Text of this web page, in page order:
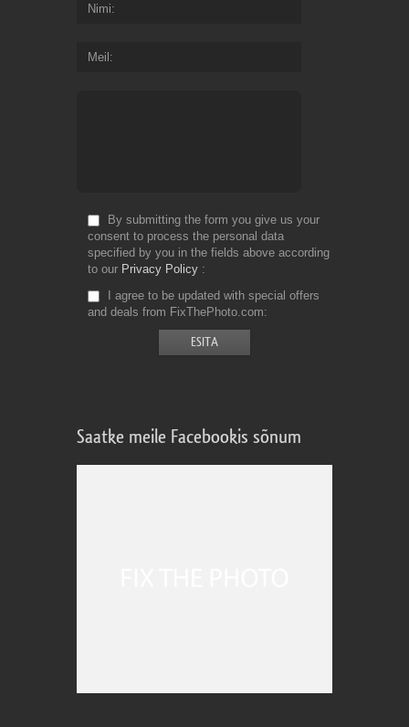
Nimi
Meil
By submitting the form you give us your
consent to process the personal data
specified by you in the fields above according
to our Privacy Policy
I agree to be updated with special offers
and deals from FixThePhoto.com
Saatke meile Facebookis sõnum